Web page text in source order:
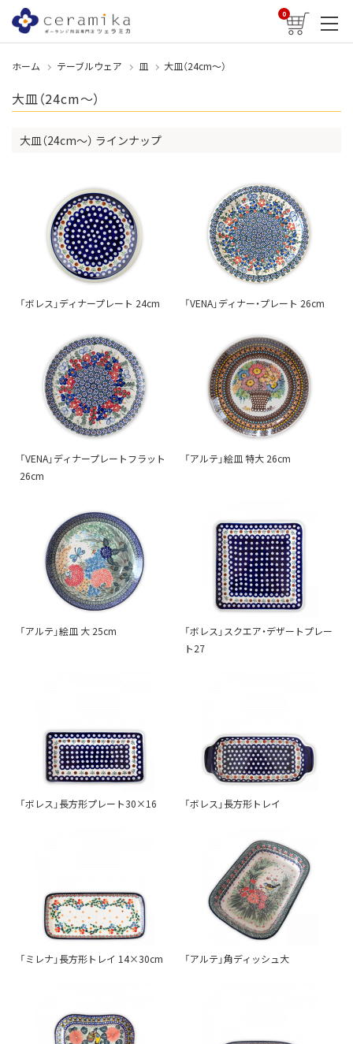
0
ホーム テーブルウェア 皿 大皿（24cm〜）
大皿（24cm〜）
大皿（24cm〜） ラインナップ
「ボレス」ディナープレート 24cm 「VENA」ディナー・プレート 26cm
「VENA」ディナープレートフラット
26cm
「アルテ」絵皿 特大 26cm
「アルテ」絵皿 大 25cm
「ボレス」スクエア・デザートプレー
ト27
「ボレス」長方形プレート30×16 「ボレス」長方形トレイ
「ミレナ」長方形トレイ 14×30cm 「アルテ」角ディッシュ大